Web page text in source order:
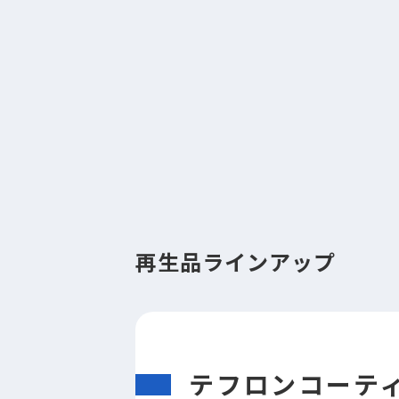
再生品ラインアップ
テフロンコーテ